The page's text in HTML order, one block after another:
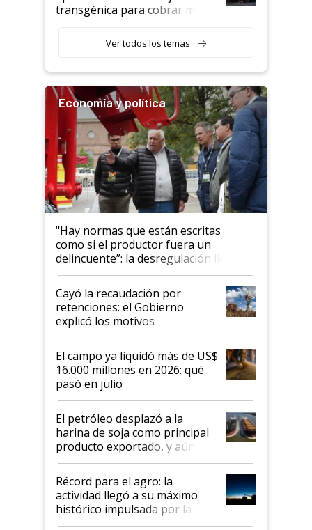
transgénica para cobrar más
Ver todos los temas
Economía y política
"Hay normas que están escritas
como si el productor fuera un
delincuente”: la desregulación llegó
al Congreso Aapresid y hasta se
habló del financiamiento al IPCVA
Cayó la recaudación por
retenciones: el Gobierno
explicó los motivos
El campo ya liquidó más de US$
16.000 millones en 2026: qué
pasó en julio
El petróleo desplazó a la
harina de soja como principal
producto exportado, y aún así
el agro aportó casi seis de cada
diez dólares y sostuvo el
liderazgo en un semestre
récord
Récord para el agro: la
actividad llegó a su máximo
histórico impulsada por la
cosecha y las exportaciones